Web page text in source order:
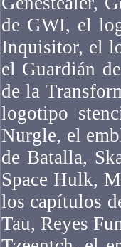
de GWI, el
Inquisitor, el
el Guardián
de la
logotipo
Nurgle, el
de Batalla,
Space Hulk,
los capítulos
Tau, Reyes